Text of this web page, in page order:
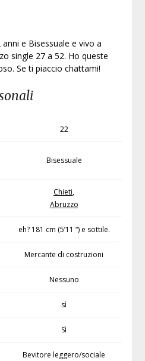
e Bisessuale e vivo a
single 27 a 52. Ho queste
Se ti piaccio chattami!
22
Bisessuale
Chieti,
Abruzzo
eh? 181 cm (5’11 “) e sottile.
Mercante di costruzioni
Nessuno
sì
Sì
Bevitore leggero/sociale